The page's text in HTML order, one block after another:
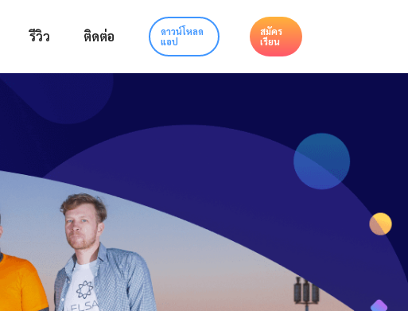
รีวิว ติดต่อ
ดาวน์โหลด
แอป
สมัคร
เรียน